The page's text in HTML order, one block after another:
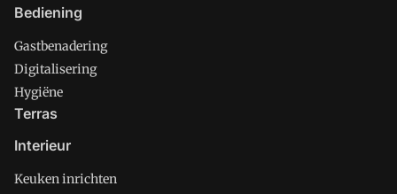
Bediening
Gastbenadering
Digitalisering
Hygiëne
Terras
Interieur
Keuken inrichten